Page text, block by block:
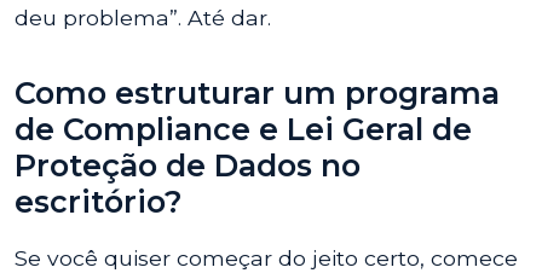
deu problema”. Até dar.
Como estruturar um programa
de Compliance e Lei Geral de
Proteção de Dados no
escritório?
Se você quiser começar do jeito certo, comece